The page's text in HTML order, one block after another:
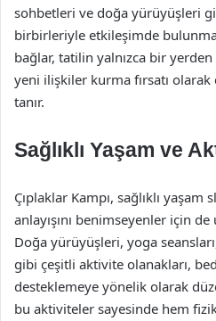
sohbetleri ve doğa yürüyüşleri
birbirleriyle etkileşimde
bağlar, tatilin yalnızca bir yerden
yeni ilişkiler kurma fırsatı
tanır.
Sağlıklı Yaşam ve
Çıplaklar Kampı, sağlıklı
anlayışını benimseyenler için
Doğa yürüyüşleri, yoga
gibi çeşitli aktivite olanakları,
desteklemeye yönelik olarak
bu aktiviteler sayesinde hem